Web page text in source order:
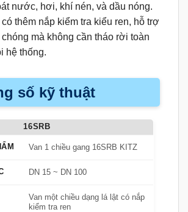
nước, hơi, khí nén, và dầu nóng.
thêm nắp kiểm tra kiểu ren, hỗ trợ
mà không cần tháo rời toàn
hệ thống.
số kỹ thuật
16SRB
Van 1 chiều gang 16SRB KITZ
DN 15 ~ DN 100
Van một chiều dạng lá lật có nắp
kiểm tra ren